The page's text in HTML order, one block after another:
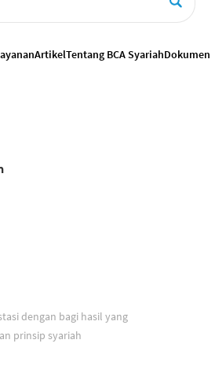
ArtikelTentang BCA SyariahDokumen
dengan bagi hasil yang
kompetitif berdasarkan prinsip syariah